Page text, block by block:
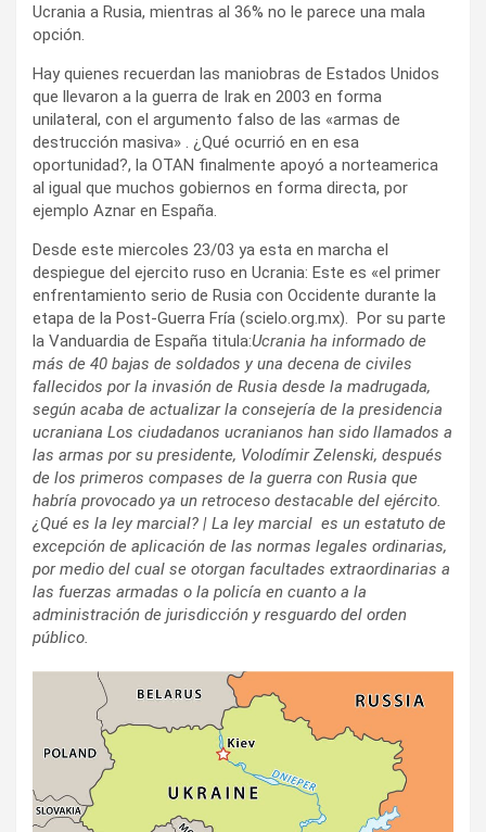
Ucrania a Rusia, mientras al 36% no le parece una mala
opción.
Hay quienes recuerdan las maniobras de Estados Unidos
que llevaron a la guerra de Irak en 2003 en forma
unilateral, con el argumento falso de las «armas de
destrucción masiva» . ¿Qué ocurrió en en esa
oportunidad?, la OTAN finalmente apoyó a norteamerica
al igual que muchos gobiernos en forma directa, por
ejemplo Aznar en España.
Desde este miercoles 23/03 ya esta en marcha el
despiegue del ejercito ruso en Ucrania: Este es «el primer
enfrentamiento serio de Rusia con Occidente durante la
etapa de la Post-Guerra Fría (scielo.org.mx). Por su parte
la Vanduardia de España titula:Ucrania ha informado de
más de 40 bajas de soldados y una decena de civiles
fallecidos por la invasión de Rusia desde la madrugada,
según acaba de actualizar la consejería de la presidencia
ucraniana Los ciudadanos ucranianos han sido llamados a
las armas por su presidente, Volodímir Zelenski, después
de los primeros compases de la guerra con Rusia que
habría provocado ya un retroceso destacable del ejército.
¿Qué es la ley marcial? | La ley marcial ​ es un estatuto de
excepción de aplicación de las normas legales ordinarias,
por medio del cual se otorgan facultades extraordinarias a
las fuerzas armadas o la policía en cuanto a la
administración de jurisdicción y resguardo del orden
público.